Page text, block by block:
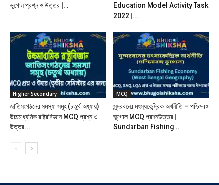
ভূগোল প্রশ্ন ও উত্তর |...
Education Model Activity Task
2022 |...
Higher Secondary
জাতিসংগঠনের সমস্যা সমূহ (চতুর্থ অধ্যায়)
উচ্চমাধ্যমিক রাষ্ট্রবিজ্ঞান MCQ প্রশ্ন ও
উত্তর...
MCQ
সুন্দরবনের মৎস্যকেন্দ্রিক অর্থনীতি – পশ্চিমবঙ্গ
ভূগোল MCQ প্রশ্নউত্তর |
Sundarban Fishing...